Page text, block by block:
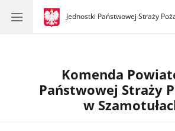
gov.pl
Jednostki Państwowej Straży
gov.pl
Jednostki
Komenda
Państwowej Straży
w